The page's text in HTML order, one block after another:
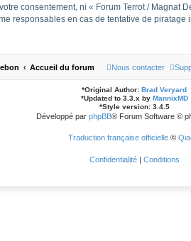
consentement, ni « Forum Terrot / Magnat
responsables en cas de tentative de piratage
Accueil du forum Nous contacter
*Original Author: Brad Veryard
*Updated to 3.3.x by MannixMD
*Style version: 3.4.5
Développé par phpBB® Forum Software ©
Traduction française officielle©
Confidentialité | Conditions